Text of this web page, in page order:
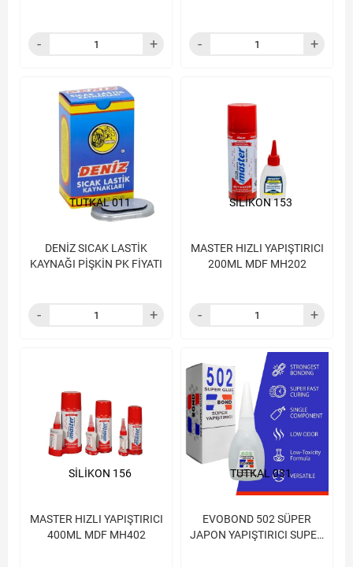
DENİZ SICAK LASTİK
KAYNAĞI PİŞKİN PK FİYATI
TUTKAL 011
MASTER HIZLI YAPIŞTIRICI
200ML MDF MH202
SİLİKON 153
MASTER HIZLI YAPIŞTIRICI
400ML MDF MH402
SİLİKON 156
EVOBOND 502 SÜPER
JAPON YAPIŞTIRICI SUPER
TUTKAL 031